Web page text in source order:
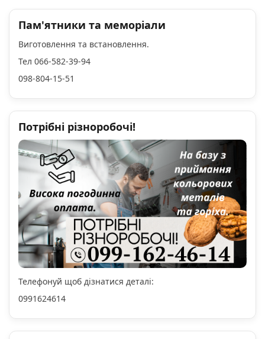
Пам'ятники та меморіали
Виготовлення та встановлення.
Тел 066-582-39-94
098-804-15-51
Потрібні різноробочі!
Телефонуй щоб дізнатися деталі:
0991624614